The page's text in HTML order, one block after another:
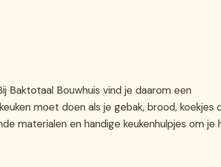
Baktotaal Bouwhuis vind je daarom een
moet doen als je gebak, brood, koekjes
materialen en handige keukenhulpjes om je